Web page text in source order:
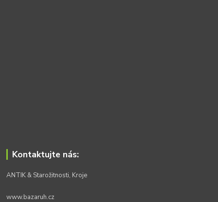
Kontaktujte nás:
ANTIK & Starožitnosti, Kroje
www.bazaruh.cz